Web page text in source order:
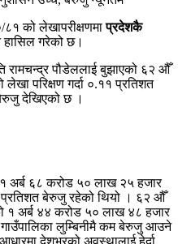
८१ को लेखापरीक्षणमाप्रदेशकै
गरेको छ।
रामचन्द्र पौडेललाई बुझाएको ६२ औँ
लेखा परिक्षण गर्दा ०.११ प्रतिशत
देखिएको छ ।
१ अर्ब ६८ करोड ५० लाख २५ हजार
प्रतिशत बेरुजु रहेको थियो । ६२ औँ
१ अर्ब ४४ करोड ५० लाख ४८ हजार
गाउँपालिका लुम्बिनीमै कम बेरुजु आउने